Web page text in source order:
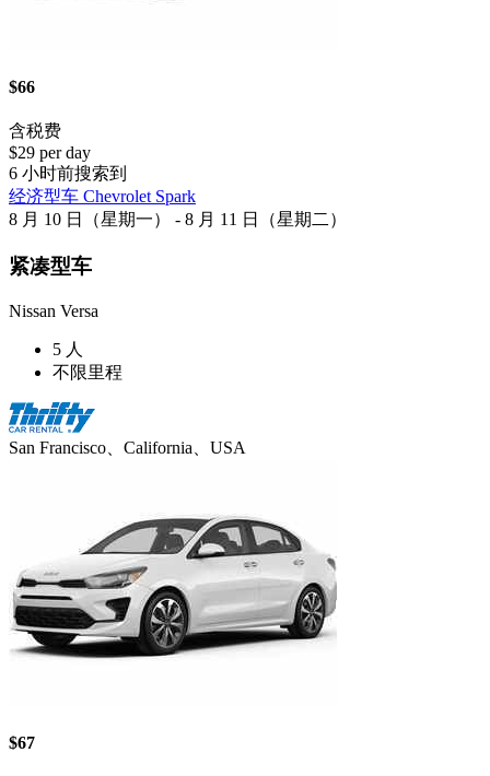
$66
含税费
$29 per day
6 小时前搜索到
经济型车 Chevrolet Spark
8 月 10 日（星期一） - 8 月 11 日（星期二）
紧凑型车
Nissan Versa
5 人
不限里程
San Francisco、California、USA
$67